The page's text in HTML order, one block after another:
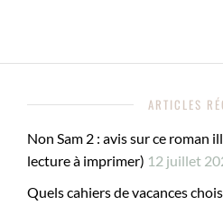
ARTICLES
Non Sam 2 : avis sur ce roman
lecture à imprimer) 12 juillet
Quels cahiers de vacances